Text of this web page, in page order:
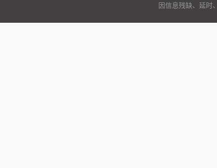
因信息残缺、延时